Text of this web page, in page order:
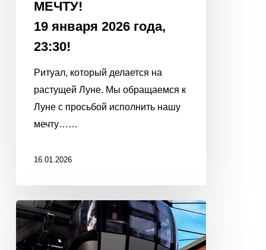
МЕЧТУ!
19 января 2026 года,
23:30!
Ритуал, который делается на
растущей Луне. Мы обращаемся к
Луне с просьбой исполнить нашу
мечту……
16.01.2026
С
Новым
2026